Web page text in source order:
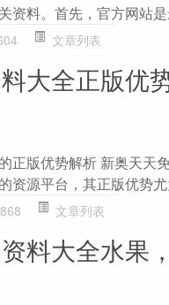
资料。首先，官方网站
文章列表
大全正版优
正版优势解析 新奥天天
资源平台，其正版优势
868 文章列表
料大全水果